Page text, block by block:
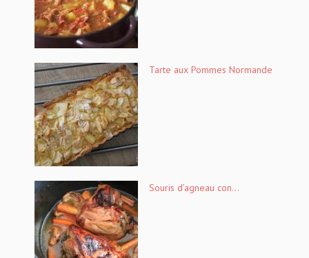
Tarte aux Pommes Normande
Souris d’agneau con...